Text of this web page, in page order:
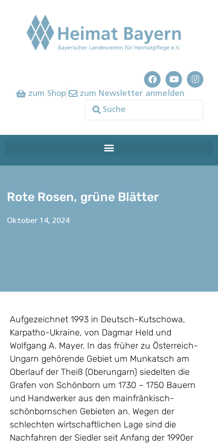
zum Shop zum Newsletter anmelden
Rote Rosen, grüne Blätter
Oktober 14, 2024
Aufgezeichnet 1993 in Deutsch-Kutschowa,
Karpatho-Ukraine, von Dagmar Held und
Wolfgang A. Mayer. In das früher zu Österreich-
Ungarn gehörende Gebiet um Munkatsch am
Oberlauf der Theiß (Oberungarn) siedelten die
Grafen von Schönborn um 1730 – 1750 Bauern
und Handwerker aus den mainfränkisch-
schönbornschen Gebieten an. Wegen der
schlechten wirtschaftlichen Lage sind die
Nachfahren der Siedler seit Anfang der 1990er